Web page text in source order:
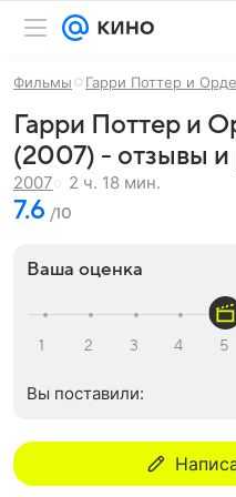
Фильмы Гарри Поттер и
Гарри Поттер и
(2007) - отзывы и
2007 2 ч. 18 мин.
7.6 /10
Ваша оценка
Вы поставили: